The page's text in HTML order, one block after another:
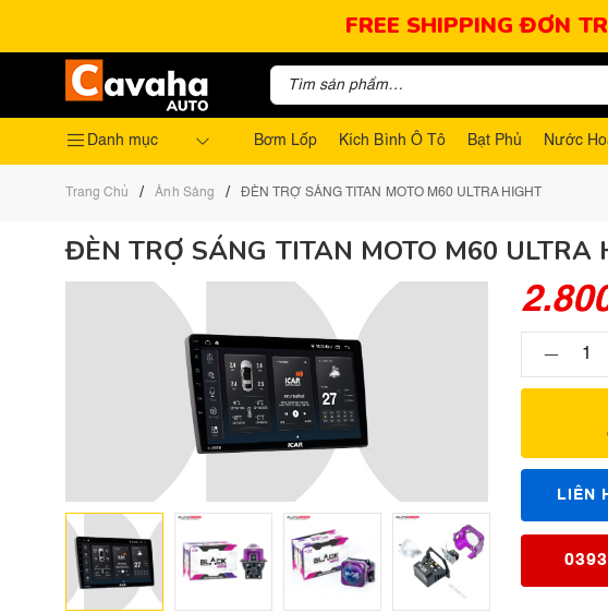
FREE SHIPPING ĐƠN
Danh mục Bơm Lốp Kích Bình Ô Tô Bạt Phủ Nước
Trang Chủ / Ánh Sáng / ĐÈN TRỢ SÁNG TITAN MOTO M60 ULTRA HIGHT
ĐÈN TRỢ SÁNG TITAN MOTO M60 ULTRA
LIÊN